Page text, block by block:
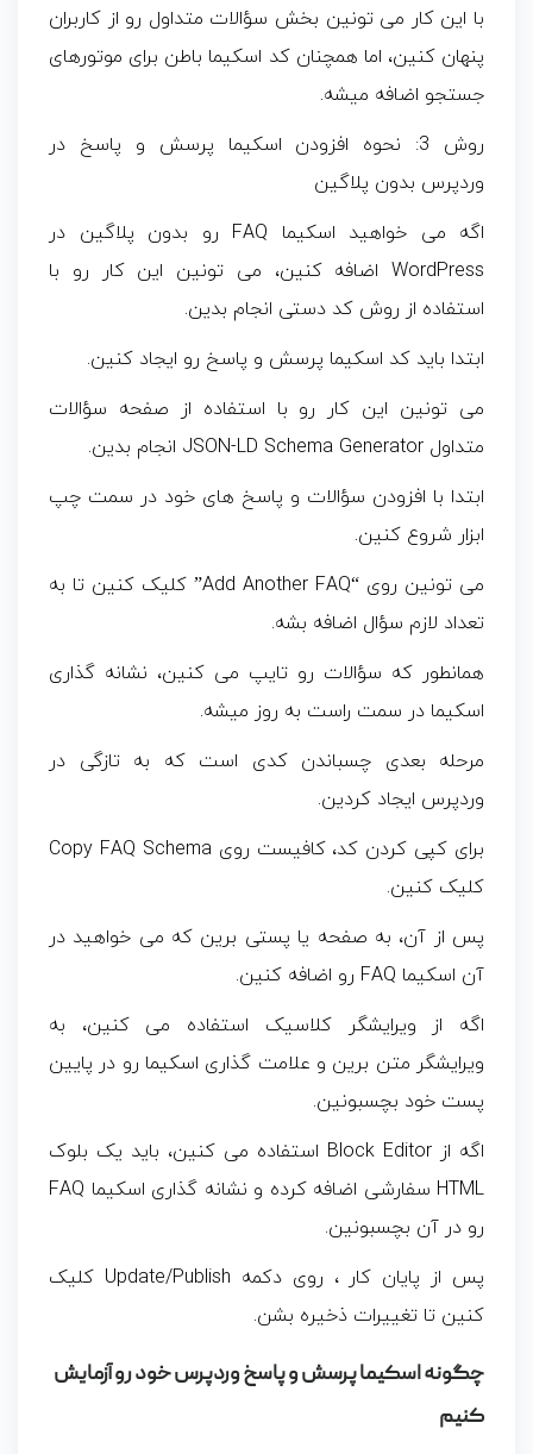
با این کار می تونین بخش سؤالات متداول رو از کاربران
پنهان کنین، اما همچنان کد اسکیما باطن برای موتورهای
جستجو اضافه میشه.
روش 3: نحوه افزودن اسکیما پرسش و پاسخ در
وردپرس بدون پلاگین
اگه می خواهید اسکیما FAQ رو بدون پلاگین در
WordPress اضافه کنین، می تونین این کار رو با
استفاده از روش کد دستی انجام بدین.
ابتدا باید کد اسکیما پرسش و پاسخ رو ایجاد کنین.
می تونین این کار رو با استفاده از صفحه سؤالات
متداول JSON-LD Schema Generator انجام بدین.
ابتدا با افزودن سؤالات و پاسخ های خود در سمت چپ
ابزار شروع کنین.
می تونین روی “Add Another FAQ” کلیک کنین تا به
تعداد لازم سؤال اضافه بشه.
همانطور که سؤالات رو تایپ می کنین، نشانه گذاری
اسکیما در سمت راست به روز میشه.
مرحله بعدی چسباندن کدی است که به تازگی در
وردپرس ایجاد کردین.
برای کپی کردن کد، کافیست روی Copy FAQ Schema
کلیک کنین.
پس از آن، به صفحه یا پستی برین که می خواهید در
آن اسکیما FAQ رو اضافه کنین.
اگه از ویرایشگر کلاسیک استفاده می کنین، به
ویرایشگر متن برین و علامت گذاری اسکیما رو در پایین
پست خود بچسبونین.
اگه از Block Editor استفاده می کنین، باید یک بلوک
HTML سفارشی اضافه کرده و نشانه گذاری اسکیما FAQ
رو در آن بچسبونین.
پس از پایان کار ، روی دکمه Update/Publish کلیک
کنین تا تغییرات ذخیره بشن.
چگونه اسکیما پرسش و پاسخ وردپرس خود رو آزمایش
کنیم